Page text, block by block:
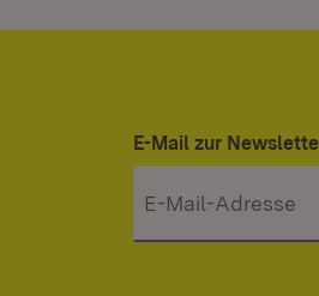
E-Mail zur